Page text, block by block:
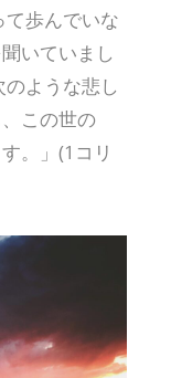
歩んでいな
いていまし
ような悲し
この世の
。」(1コリ